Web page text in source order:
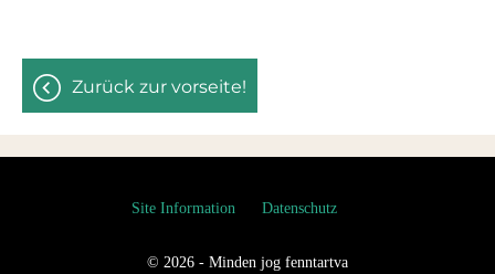
zurück zur vorseite!
© 2026 - Minden jog fenntartva
Site Information Datenschutz